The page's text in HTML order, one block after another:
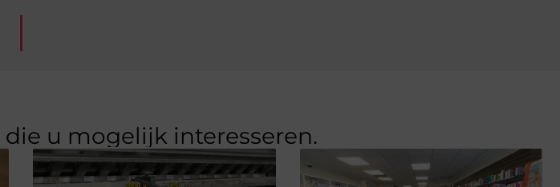
die u mogelijk interesseren.